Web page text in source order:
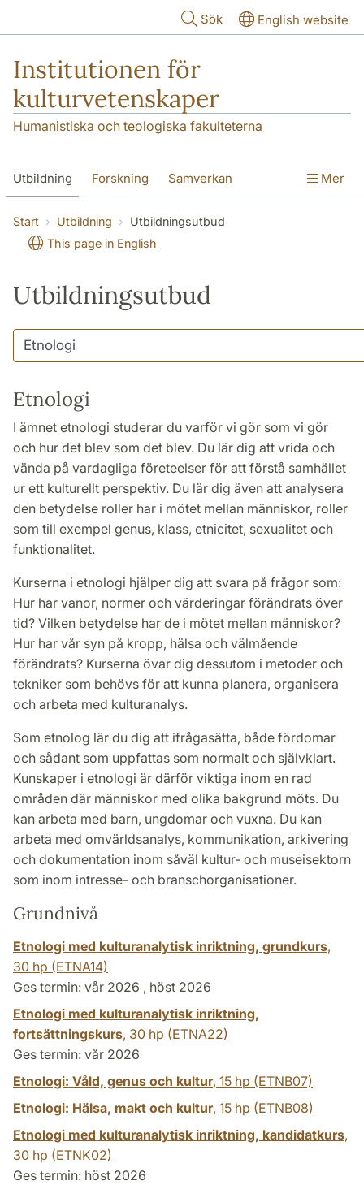
Sök English website
Institutionen för
kulturvetenskaper
Humanistiska och teologiska fakulteterna
Utbildning Forskning Samverkan
Om institutionen Kontakt
Mer
Start Utbildning
Utbildningsutbud
This page in English
Utbildningsutbud
Etnologi
I ämnet etnologi studerar du varför vi gör som vi gör
och hur det blev som det blev. Du lär dig att vrida och
vända på vardagliga företeelser för att förstå samhället
ur ett kulturellt perspektiv. Du lär dig även att analysera
den betydelse roller har i mötet mellan människor, roller
som till exempel genus, klass, etnicitet, sexualitet och
funktionalitet.
Kurserna i etnologi hjälper dig att svara på frågor som:
Hur har vanor, normer och värderingar förändrats över
tid? Vilken betydelse har de i mötet mellan människor?
Hur har vår syn på kropp, hälsa och välmående
förändrats? Kurserna övar dig dessutom i metoder och
tekniker som behövs för att kunna planera, organisera
och arbeta med kulturanalys.
Som etnolog lär du dig att ifrågasätta, både fördomar
och sådant som uppfattas som normalt och självklart.
Kunskaper i etnologi är därför viktiga inom en rad
områden där människor med olika bakgrund möts. Du
kan arbeta med barn, ungdomar och vuxna. Du kan
arbeta med omvärldsanalys, kommunikation, arkivering
och dokumentation inom såväl kultur- och museisektorn
som inom intresse- och branschorganisationer.
Grundnivå
Etnologi med kulturanalytisk inriktning, grundkurs,
30 hp (ETNA14)
Ges termin: vår 2026 , höst 2026
Etnologi med kulturanalytisk inriktning,
fortsättningskurs, 30 hp (ETNA22)
Ges termin: vår 2026
Etnologi: Våld, genus och kultur, 15 hp (ETNB07)
Etnologi: Hälsa, makt och kultur, 15 hp (ETNB08)
Etnologi med kulturanalytisk inriktning, kandidatkurs,
30 hp (ETNK02)
Ges termin: höst 2026